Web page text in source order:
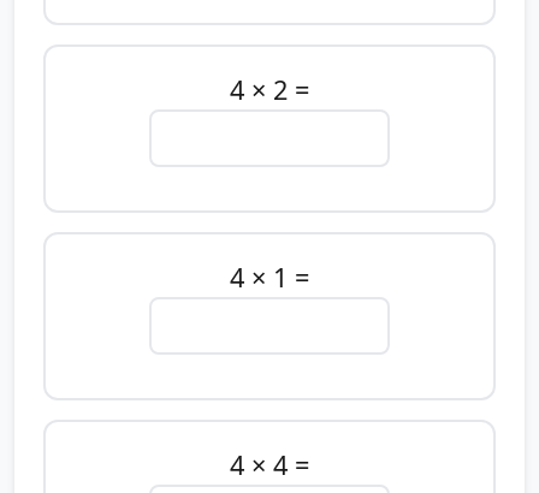
4 × 2 =
4 × 1 =
4 × 4 =